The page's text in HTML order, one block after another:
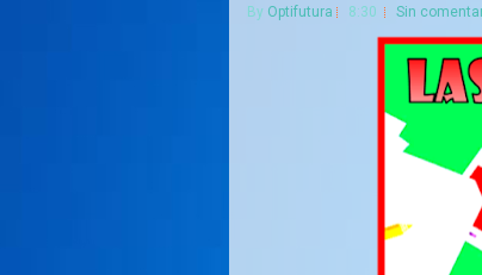
By Optifutura 8:30 Sin